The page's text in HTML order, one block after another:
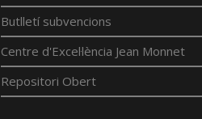
Butlletí subvencions
Centre d'Excel·lència Jean Monnet
Repositori Obert